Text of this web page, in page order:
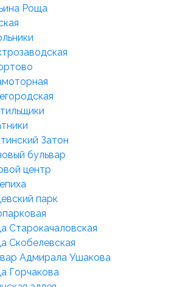
Роща
Затон
бульвар
центр
парк
Старокачаловская
Скобелевская
Адмирала Ушакова
Горчакова